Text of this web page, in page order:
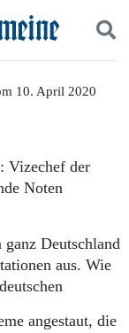
10. April 2020
Vizechef der
Noten
Deutschland
aus. Wie
angestaut, die